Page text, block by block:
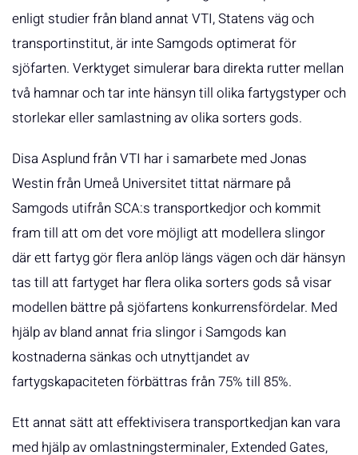
enligt studier från bland annat VTI, Statens väg och
transportinstitut, är inte Samgods optimerat för
sjöfarten. Verktyget simulerar bara direkta rutter mellan
två hamnar och tar inte hänsyn till olika fartygstyper och
storlekar eller samlastning av olika sorters gods.
Disa Asplund från VTI har i samarbete med Jonas
Westin från Umeå Universitet tittat närmare på
Samgods utifrån SCA:s transportkedjor och kommit
fram till att om det vore möjligt att modellera slingor
där ett fartyg gör flera anlöp längs vägen och där hänsyn
tas till att fartyget har flera olika sorters gods så visar
modellen bättre på sjöfartens konkurrensfördelar. Med
hjälp av bland annat fria slingor i Samgods kan
kostnaderna sänkas och utnyttjandet av
fartygskapaciteten förbättras från 75% till 85%.
Ett annat sätt att effektivisera transportkedjan kan vara
med hjälp av omlastningsterminaler, Extended Gates,